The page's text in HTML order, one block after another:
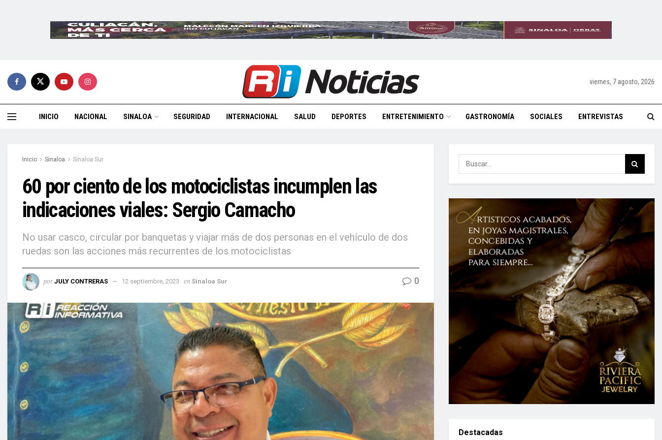
viernes, 7 agosto, 2026
INICIO NACIONAL SINALOA SEGURIDAD INTERNACIONAL SALUD DEPORTES ENTRETENIMIENTO GASTRONOMÍA SOCIALES ENTREVISTAS
Inicio Sinaloa Sinaloa Sur
60 por ciento de los motociclistas incumplen las
indicaciones viales: Sergio Camacho
No usar casco, circular por banquetas y viajar más de dos personas en el vehículo de dos
ruedas son las acciones más recurrentes de los motociclistas
por JULY CONTRERAS 12 septiembre, 2023 en Sinaloa Sur 0
Destacadas